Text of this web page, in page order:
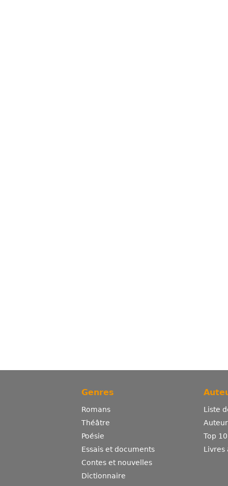
Genres
Romans
Théâtre
Poésie
Essais et documents
Contes et nouvelles
Dictionnaire
Liste
Top
Livres